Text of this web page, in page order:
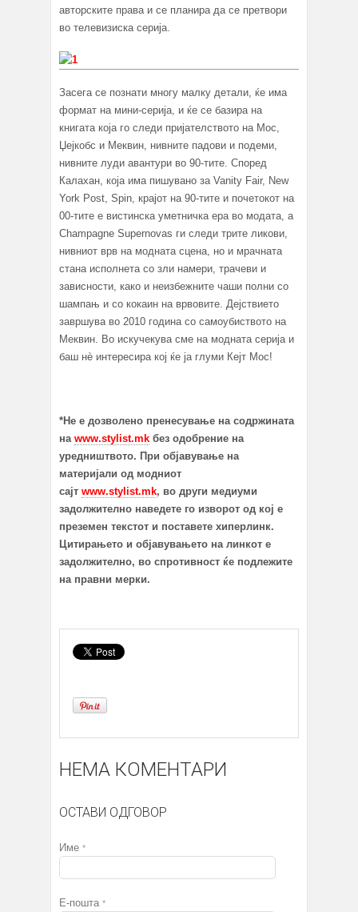
авторските права и се планира да се претвори
во телевизиска серија.
Засега се познати многу малку детали, ќе има
формат на мини-серија, и ќе се базира на
книгата која го следи пријателството на Мос,
Џејкобс и Меквин, нивните падови и подеми,
нивните луди авантури во 90-тите. Според
Калахан, која има пишувано за Vanity Fair, New
York Post, Spin, крајот на 90-тите и почетокот на
00-тите е вистинска уметничка ера во модата, а
Champagne Supernovas ги следи трите ликови,
нивниот врв на модната сцена, но и мрачната
стана исполнета со зли намери, трачеви и
зависности, како и неизбежните чаши полни со
шампањ и со кокаин на врвовите. Дејствието
завршува во 2010 година со самоубиството на
Меквин. Во искучекува сме на модната серија и
баш нè интересира кој ќе ја глуми Кејт Мос!
*Не е дозволено пренесување на содржината
на www.stylist.mk без одобрение на
уредништвото. При објавување на
материјали од модниот
сајт www.stylist.mk, во други медиуми
задолжително наведете го изворот од кој е
преземен текстот и поставете хиперлинк.
Цитирањето и објавувањето на линкот е
задолжително, во спротивност ќе подлежите
на правни мерки.
НЕМА КОМЕНТАРИ
ОСТАВИ ОДГОВОР
Име *
Е-пошта *